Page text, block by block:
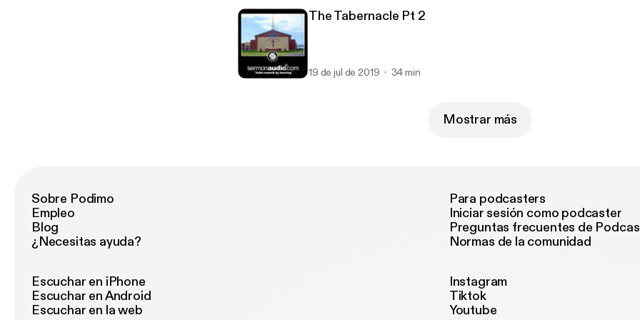
The Tabernacle Pt 2
19 de jul de 2019 34 min
Mostrar más
Sobre Podimo
Empleo
Blog
¿Necesitas ayuda?
Para podcasters
Iniciar sesión como podcaster
Preguntas frecuentes de
Normas de la comunidad
Escuchar en iPhone
Escuchar en Android
Escuchar en la web
Instagram
Tiktok
Youtube